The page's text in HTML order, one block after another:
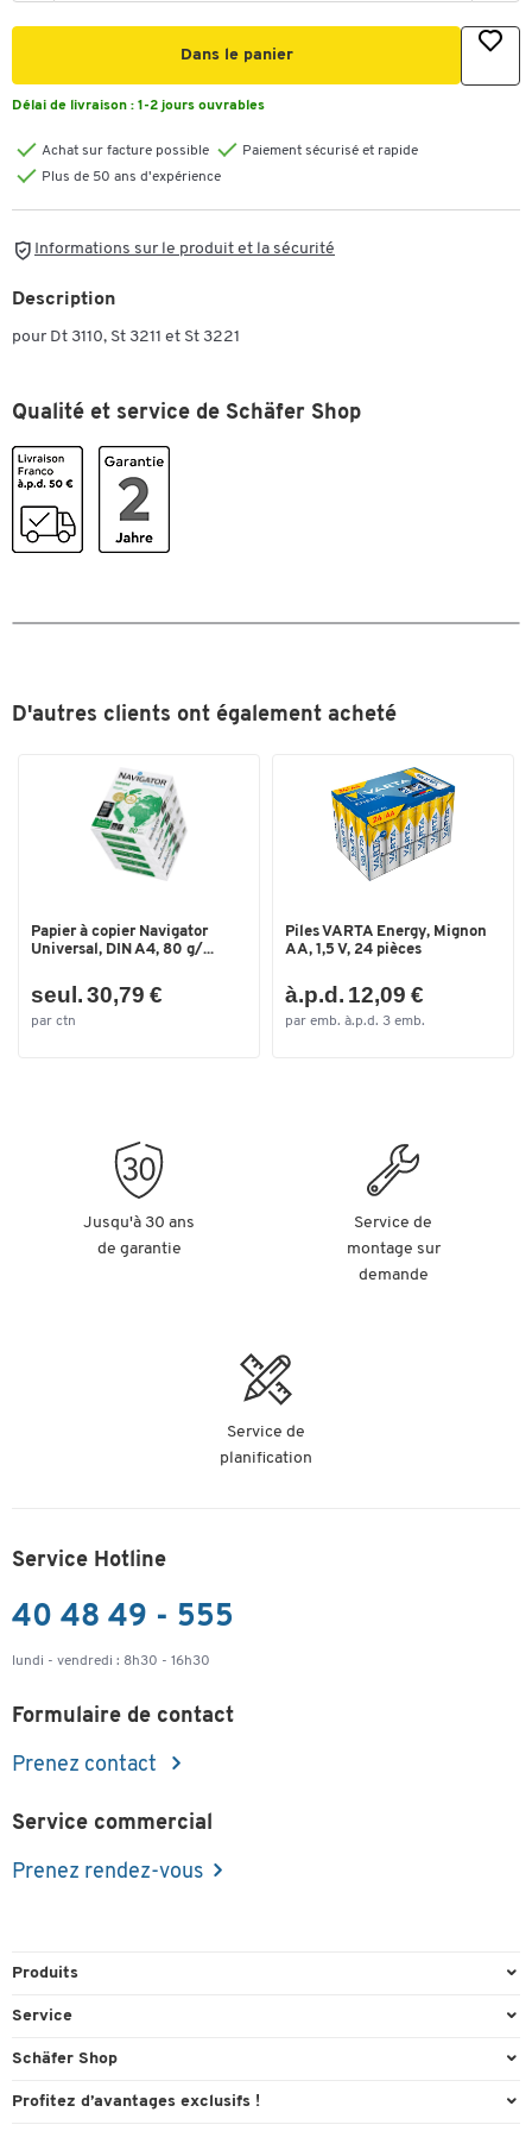
Dans le panier
Délai de livraison : 1-2 jours ouvrables
Achat sur facture possible
Paiement sécurisé et rapide
Plus de 50 ans d'expérience
Informations sur le produit et la sécurité
Description
pour Dt 3110, St 3211 et St 3221
Qualité et service de Schäfer Shop
D'autres clients ont également acheté
Papier à copier Navigator
Universal, DIN A4, 80 g/...
seul. 30,79 €
par ctn
Piles VARTA Energy, Mignon
AA, 1,5 V, 24 pièces
à.p.d. 12,09 €
par emb. à.p.d. 3 emb.
Jusqu'à 30 ans
de garantie
Service de
montage sur
demande
Service de
planification
Service Hotline
40 48 49 - 555
lundi - vendredi : 8h30 - 16h30
Formulaire de contact
Prenez contact
Service commercial
Prenez rendez-vous
Produits
Emballage et expédition
Fournitures de bureau
Service
Aperçu des n° de tél.
Schäfer Shop
A propos
Profitez d’avantages exclusifs !